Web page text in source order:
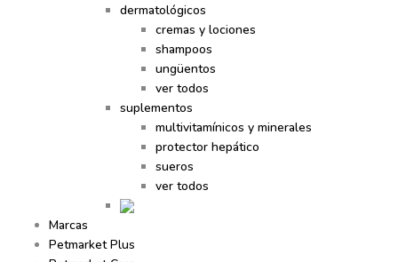
dermatológicos
cremas y lociones
shampoos
ungüentos
ver todos
suplementos
multivitamínicos y minerales
protector hepático
sueros
ver todos
Marcas
Petmarket Plus